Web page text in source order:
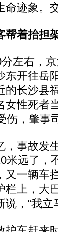
命迹象。
帮着抬担
右，京
东开往岳
的长沙县
女性死者
伤，肇事
事故发生
米远了，
又一辆车
栏上，大
，“我立